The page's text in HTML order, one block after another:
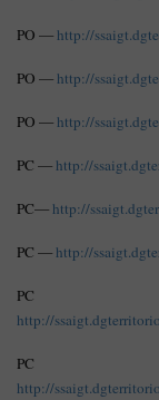
PO —http://
PO —http://
PO —http://
PC —http://
PC—http://
PC —http://
http://
PC
http://